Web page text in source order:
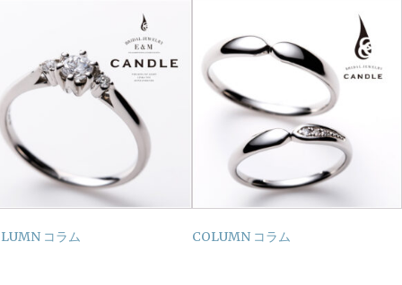
コラム COLUMN コラム